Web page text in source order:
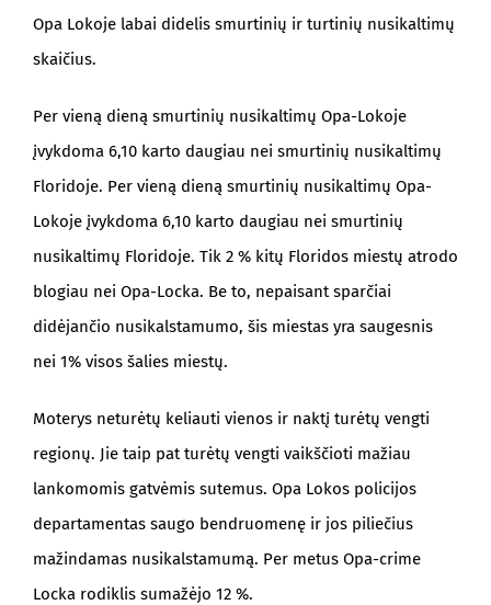
Opa Lokoje labai didelis smurtinių ir turtinių nusikaltimų
skaičius.
Per vieną dieną smurtinių nusikaltimų Opa-Lokoje
įvykdoma 6,10 karto daugiau nei smurtinių nusikaltimų
Floridoje. Per vieną dieną smurtinių nusikaltimų Opa-
Lokoje įvykdoma 6,10 karto daugiau nei smurtinių
nusikaltimų Floridoje. Tik 2 % kitų Floridos miestų atrodo
blogiau nei Opa-Locka. Be to, nepaisant sparčiai
didėjančio nusikalstamumo, šis miestas yra saugesnis
nei 1% visos šalies miestų.
Moterys neturėtų keliauti vienos ir naktį turėtų vengti
regionų. Jie taip pat turėtų vengti vaikščioti mažiau
lankomomis gatvėmis sutemus. Opa Lokos policijos
departamentas saugo bendruomenę ir jos piliečius
mažindamas nusikalstamumą. Per metus Opa-crime
Locka rodiklis sumažėjo 12 %.